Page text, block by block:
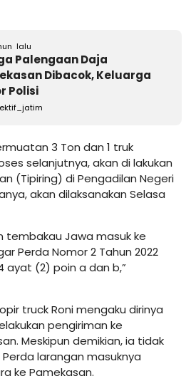
lalu
Palengaan Daja
Dibacok, Keluarga
Polisi
3 Ton dan 1 truk
selanjutnya, akan di lakukan
(Tipiring) di Pengadilan Negeri
akan dilaksanakan Selasa
tembakau Jawa masuk ke
Perda Nomor 2 Tahun 2022
ayat (2) poin a dan b,”
truck Roni mengaku dirinya
pengiriman ke
Meskipun demikian, ia tidak
larangan masuknya
ke Pamekasan.